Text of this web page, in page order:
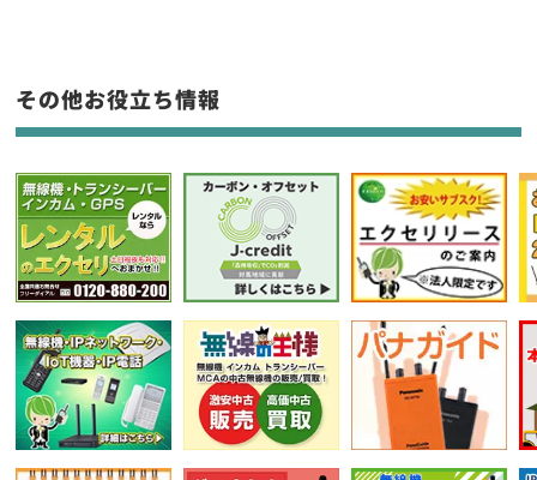
フリーワード入力(製品名等)
選択条件をリセット
その他お役立ち情報